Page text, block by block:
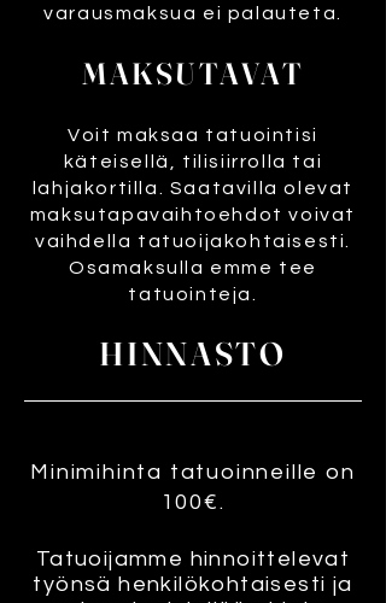
varausmaksua ei palauteta.
MAKSUTAVAT
Voit maksaa tatuointisi
käteisellä, tilisiirrolla tai
lahjakortilla. Saatavilla olevat
maksutapavaihtoehdot voivat
vaihdella tatuoijakohtaisesti.
Osamaksulla emme tee
tatuointeja.
HINNASTO
Minimihinta tatuoinneille on
100€.
Tatuoijamme hinnoittelevat
työnsä henkilökohtaisesti ja